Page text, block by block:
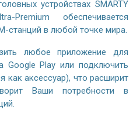
устройствах SMARTY
обеспечивается
станций в любой точке мира.
любое приложение для
Google Play или подключить
как аксессуар), что расширит
Ваши потребности в